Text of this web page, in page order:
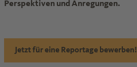
Perspektiven und Anregungen.
Jetzt für eine Reportage bewerben!